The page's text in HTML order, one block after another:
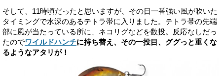
そして、11時頃だったと思いますが、その日一番強い風が吹いた
タイミングで水深のあるテトラ帯に入りました。テトラ帯の先端
部に風が当たっている所に、ネコリグなどを数投。反応なしだっ
たのでワイルドハンチに持ち替え、その一投目、ググっと重くな
るようなアタリが！